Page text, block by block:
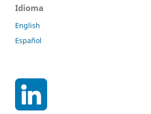
Idioma
English
Español